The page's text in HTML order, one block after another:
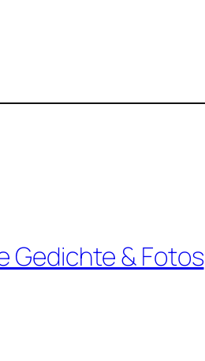
Gedichte & Fotos